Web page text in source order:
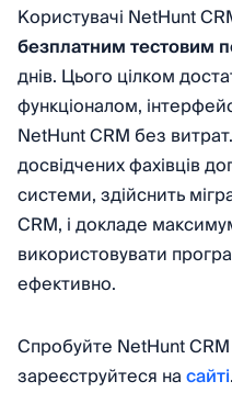
Користувачі NetHunt
безплатним тестовим
днів. Цього цілком
функціоналом,
NetHunt CRM без
досвідчених фахівців
системи, здійснить
CRM, і докладе
використовувати
ефективно.
Спробуйте NetHunt CRM
зареєструйтеся насайті.